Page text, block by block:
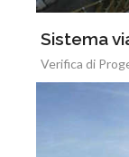
Sistema
Verifica di